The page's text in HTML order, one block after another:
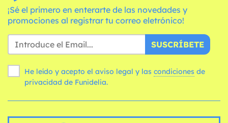
¡Sé el primero en enterarte de las novedades y
promociones al registrar tu correo eletrónico!
SUSCRÍBETE
He leído y acepto el aviso legal y las condiciones
privacidad de Funidelia.